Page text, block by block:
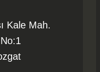
Kale Mah.